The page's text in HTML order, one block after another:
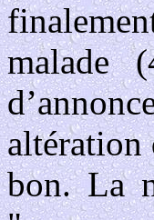
malade
altération
bon. La